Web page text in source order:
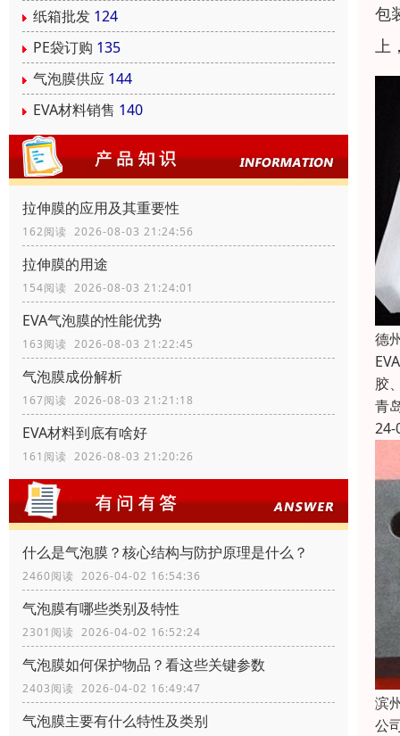
纸箱批发 124
PE袋订购 135
气泡膜供应 144
EVA材料销售 140
拉伸膜的应用及其重要性
162阅读 2026-08-03 21:24:56
拉伸膜的用途
154阅读 2026-08-03 21:24:01
EVA气泡膜的性能优势
163阅读 2026-08-03 21:22:45
气泡膜成份解析
167阅读 2026-08-03 21:21:18
EVA材料到底有啥好
161阅读 2026-08-03 21:20:26
什么是气泡膜？核心结构与防护原理是什么？
2460阅读 2026-04-02 16:54:36
气泡膜有哪些类别及特性
2301阅读 2026-04-02 16:52:24
气泡膜如何保护物品？看这些关键参数
2403阅读 2026-04-02 16:49:47
气泡膜主要有什么特性及类别
包
上
德
胶
青
24-
滨
公